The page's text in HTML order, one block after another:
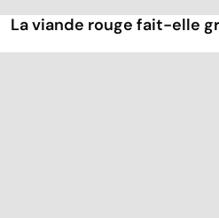
La viande rouge fait-elle